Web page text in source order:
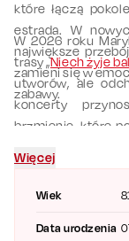
Wiek
Data urodzenia
które łączą
estrada. W
największe
zamieni się w
zabawy.
W 2026 roku
trasy „Niech żyje
utworów, ale
koncerty
brzmienie, które
Więcej